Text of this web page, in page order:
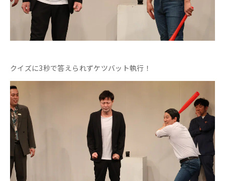
クイズに3秒で答えられずケツバット執行！